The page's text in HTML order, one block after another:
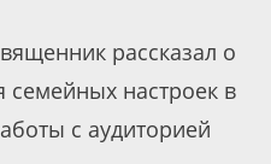
рассказал о
настроек в
с аудиторией